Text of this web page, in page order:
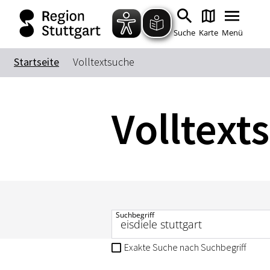
Suche Karte Menü
Startseite Volltextsuche
Suchbegriff
Exakte Suche nach Suchbegriff